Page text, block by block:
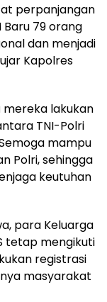
perpanjangan
Baru 79 orang
dan menjadi
Kapolres
lakukan
TNI-Polri
mampu
Polri, sehingga
keutuhan
para Keluarga
tetap mengikuti
registrasi
masyarakat